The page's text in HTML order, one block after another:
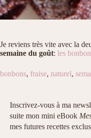
Je reviens très vite avec la
semaine du goût: les
bonbons, fraise, naturel,
Inscrivez-vous à ma
suite mon mini eBook
mes futures recettes